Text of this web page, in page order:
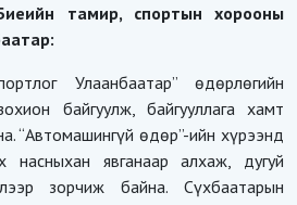
тамир, cпортын хорооны
Улаанбаатар” өдөрлөгийн
байгуулж, байгууллага хамт
“Автомашингүй өдөр”-ийн хүрээнд
насныхан явганаар алхаж, дугуй
зорчиж байна. Сүхбаатарын